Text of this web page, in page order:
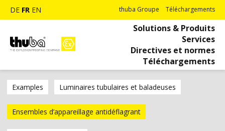
DE FR EN thuba Groupe Téléchargements
Solutions & Produits
Services
Directives et normes
Téléchargements
Examples Luminaires tubulaires et baladeuses
Ensembles d’appareillage antidéflagrant